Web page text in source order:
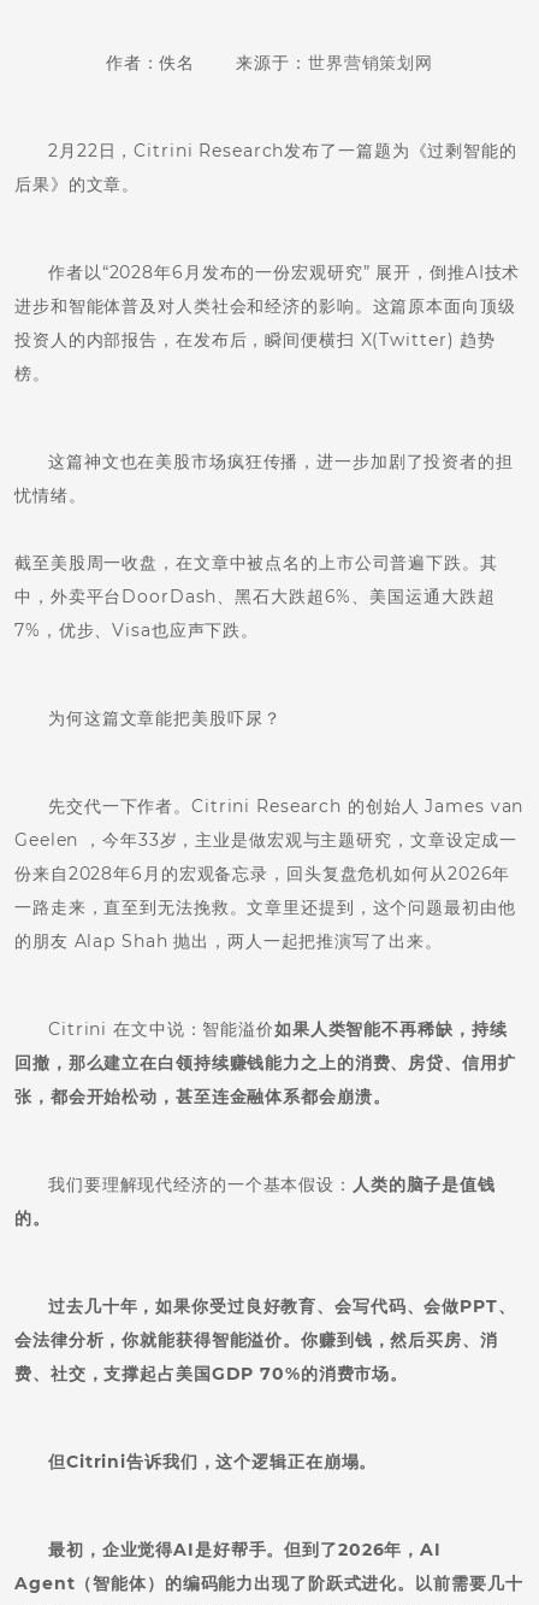
作者：佚名 来源于： 世界营销策划网
2月22日，Citrini Research发布了一篇题为《过剩智能的
后果》的文章。
作者以“2028年6月发布的一份宏观研究” 展开，倒推AI技术
进步和智能体普及对人类社会和经济的影响。这篇原本面向顶级
投资人的内部报告，在发布后，瞬间便横扫 X(Twitter) 趋势
榜。
这篇神文也在美股市场疯狂传播，进一步加剧了投资者的担
忧情绪。
截至美股周一收盘，在文章中被点名的上市公司普遍下跌。其
中，外卖平台DoorDash、黑石大跌超6%、美国运通大跌超
7%，优步、Visa也应声下跌。
为何这篇文章能把美股吓尿？
先交代一下作者。Citrini Research 的创始人 James van
Geelen ，今年33岁，主业是做宏观与主题研究，文章设定成一
份来自2028年6月的宏观备忘录，回头复盘危机如何从2026年
一路走来，直至到无法挽救。文章里还提到，这个问题最初由他
的朋友 Alap Shah 抛出，两人一起把推演写了出来。
Citrini 在文中说：智能溢价如果人类智能不再稀缺，持续
回撤，那么建立在白领持续赚钱能力之上的消费、房贷、信用扩
张，都会开始松动，甚至连金融体系都会崩溃。
我们要理解现代经济的一个基本假设： 人类的脑子是值钱
的。
过去几十年，如果你受过良好教育、会写代码、会做PPT、
会法律分析，你就能获得智能溢价。你赚到钱，然后买房、消
费、社交，支撑起占美国GDP 70%的消费市场。
但Citrini告诉我们，这个逻辑正在崩塌。
最初，企业觉得AI是好帮手。但到了2026年，AI
Agent（智能体）的编码能力出现了阶跃式进化。以前需要几十